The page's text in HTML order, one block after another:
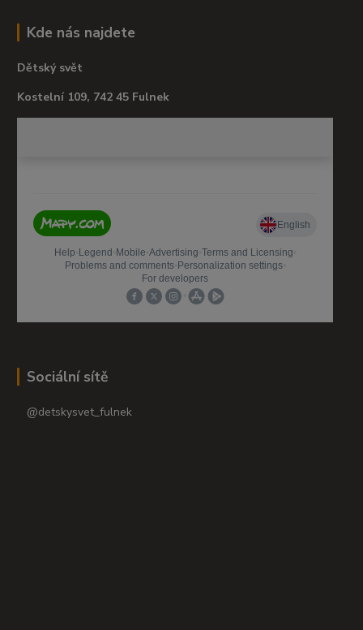
Kde nás najdete
Dětský svět
Kostelní 109, 742 45 Fulnek
Sociální sítě
@detskysvet_fulnek